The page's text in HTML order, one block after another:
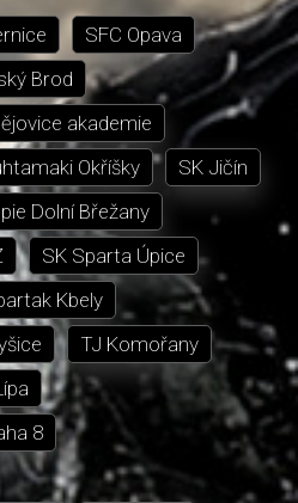
SFC Opava
Brod
akademie
Okříšky
SK Jičín
Dolní Břežany
SK Sparta Úpice
Kbely
TJ Komořany
8